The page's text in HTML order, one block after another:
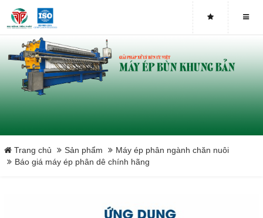
Bơm Piston
Bơm màng
Tấm lọc khung bản
Băng tải máy ép bùn
Máy ép bùn chân không
Trang chủ Sản phẩm
Máy ép phân ngành chăn nuôi
Báo giá máy ép phân dê chính hãng